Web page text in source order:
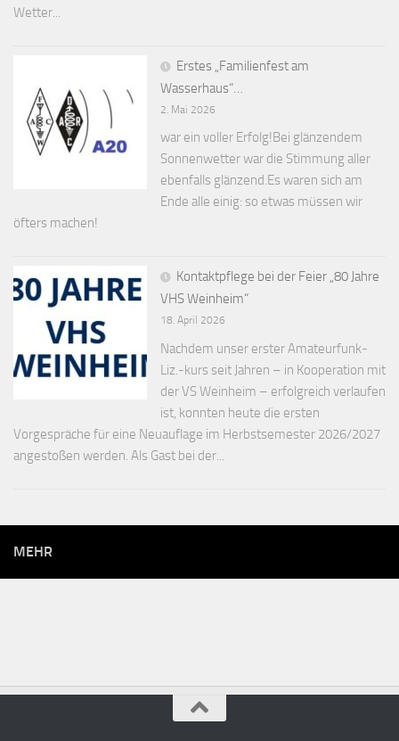
Wetter...
Erstes „Familienfest am
Wasserhaus“…
2. Mai 2026
war ein voller Erfolg!Bei glänzendem
Sonnenwetter war die Stimmung aller
ebenfalls glänzend.Es waren sich am
Ende alle einig: so etwas müssen wir
öfters machen!
Kontaktpflege bei der Feier „80 Jahre
VHS Weinheim“
18. April 2026
Nachdem unser erster Amateurfunk-
Liz.-kurs seit Jahren – in Kooperation mit
der VS Weinheim – erfolgreich verlaufen
ist, konnten heute die ersten
Vorgespräche für eine Neuauflage im Herbstsemester 2026/2027
angestoßen werden. Als Gast bei der...
MEHR